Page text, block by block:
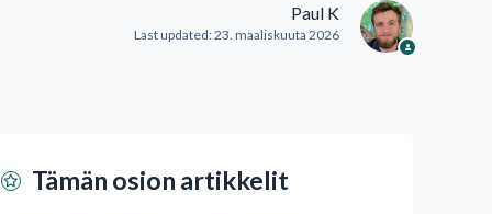
Paul K
Last updated:23. maaliskuuta 2026
Tämän osion artikkelit